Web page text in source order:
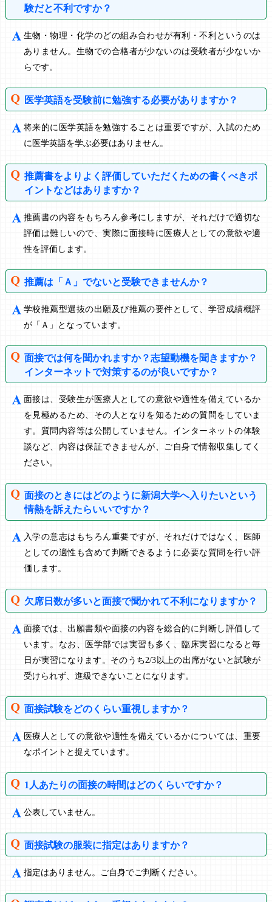
験だと不利ですか？
生物・物理・化学のどの組み合わせが有利・不利というのは
ありません。生物での合格者が少ないのは受験者が少ないか
らです。
医学英語を受験前に勉強する必要がありますか？
将来的に医学英語を勉強することは重要ですが、入試のため
に医学英語を学ぶ必要はありません。
推薦書をよりよく評価していただくための書くべきポ
イントなどはありますか？
推薦書の内容をもちろん参考にしますが、それだけで適切な
評価は難しいので、実際に面接時に医療人としての意欲や適
性を評価します。
推薦は「Ａ」でないと受験できませんか？
学校推薦型選抜の出願及び推薦の要件として、学習成績概評
が「Ａ」となっています。
面接では何を聞かれますか？志望動機を聞きますか？
インターネットで対策するのが良いですか？
面接は、受験生が医療人としての意欲や適性を備えているか
を見極めるため、その人となりを知るための質問をしていま
す。質問内容等は公開していません。インターネットの体験
談など、内容は保証できませんが、ご自身で情報収集してく
ださい。
面接のときにはどのように新潟大学へ入りたいという
情熱を訴えたらいいですか？
入学の意志はもちろん重要ですが、それだけではなく、医師
としての適性も含めて判断できるように必要な質問を行い評
価します。
欠席日数が多いと面接で聞かれて不利になりますか？
面接では、出願書類や面接の内容を総合的に判断し評価して
います。なお、医学部では実習も多く、臨床実習になると毎
日が実習になります。そのうち2/3以上の出席がないと試験が
受けられず、進級できないことになります。
面接試験をどのくらい重視しますか？
医療人としての意欲や適性を備えているかについては、重要
なポイントと捉えています。
1人あたりの面接の時間はどのくらいですか？
公表していません。
面接試験の服装に指定はありますか？
指定はありません。ご自身でご判断ください。